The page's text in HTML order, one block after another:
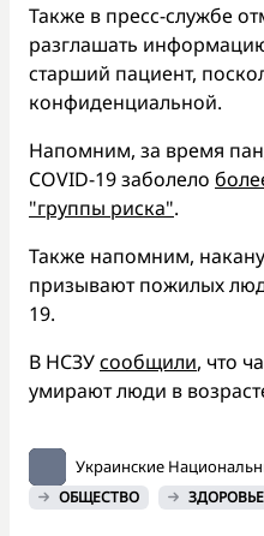
Также в пресс-службе
разглашать
старший пациент,
конфиденциальной.
Напомним, за время
COVID-19 заболело
"группы риска".
Также напомним,
призывают пожилых
19.
В НСЗУсообщили, что
умирают люди в
Украинские
ОБЩЕСТВО ЗДОРОВЬЕ